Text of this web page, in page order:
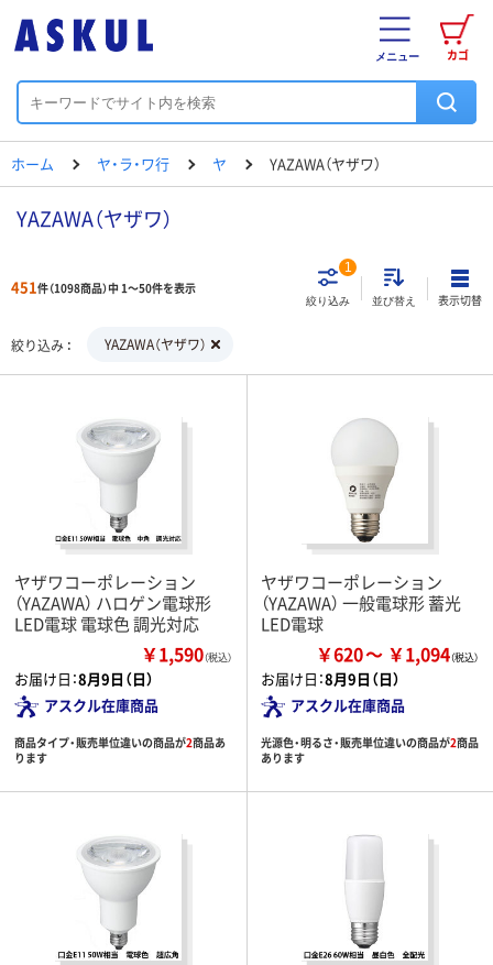
カゴ
メニュー
ホーム ヤ・ラ・ワ行 ヤ YAZAWA（ヤザワ）
YAZAWA（ヤザワ）
451件（1098商品）中 1～50件を表示
絞り込み
1
並び替え 表示切替
絞り込み YAZAWA（ヤザワ）
ヤザワコーポレーション
（YAZAWA） ハロゲン電球形
LED電球 電球色 調光対応
￥1,590（税込）
お届け日：8月9日（日）
アスクル在庫商品
商品タイプ・販売単位違いの商品が2商品あ
ります
ヤザワコーポレーション
（YAZAWA） 一般電球形 蓄光
LED電球
￥620 ￥1,094
お届け日：8月9日（日）
アスクル在庫商品
光源色・明るさ・販売単位違いの商品が2商品
あります